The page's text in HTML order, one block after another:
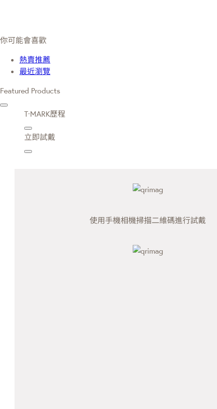
你可能會喜歡
熱賣推薦
最近瀏覽
Featured Products
T·MARK歷程
立即試戴
使用手機相機掃描二維碼進行試戴